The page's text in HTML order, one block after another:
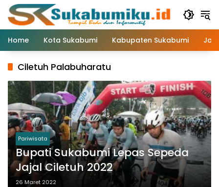
Langsung
konten
Home
Kota Sukabumi Kabupaten Sukabumi
Ciletuh Palabuharatu
Pariwisata
Bupati Sukabumi Lepas Sepeda
Jajal Ciletuh 2022
26 Maret 2022